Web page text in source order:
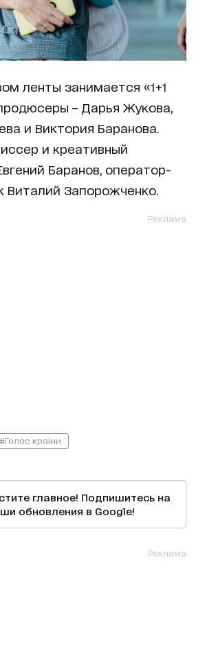
ленты занимается «1+1
– Дарья Жукова,
и Виктория Баранова.
и креативный
Баранов, оператор-
Виталий Запорожченко.
Реклама
#Голос країни
главное! Подпишитесь на
обновления в Google!
Реклама